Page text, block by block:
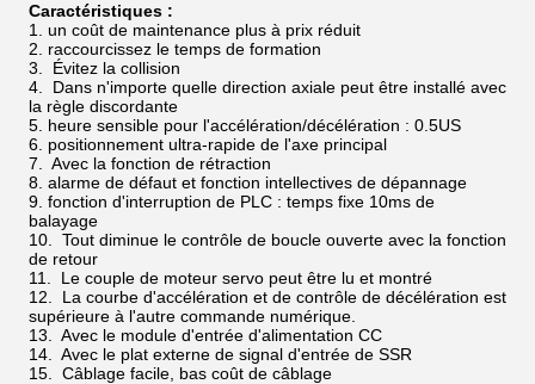
Caractéristiques :
1. un coût de maintenance plus à prix réduit
2. raccourcissez le temps de formation
3. Évitez la collision
4. Dans n'importe quelle direction axiale peut être installé avec
la règle discordante
5. heure sensible pour l'accélération/décélération : 0.5US
6. positionnement ultra-rapide de l'axe principal
7. Avec la fonction de rétraction
8. alarme de défaut et fonction intellectives de dépannage
9. fonction d'interruption de PLC : temps fixe 10ms de
balayage
10. Tout diminue le contrôle de boucle ouverte avec la fonction
de retour
11. Le couple de moteur servo peut être lu et montré
12. La courbe d'accélération et de contrôle de décélération est
supérieure à l'autre commande numérique.
13. Avec le module d'entrée d'alimentation CC
14. Avec le plat externe de signal d'entrée de SSR
15. Câblage facile, bas coût de câblage